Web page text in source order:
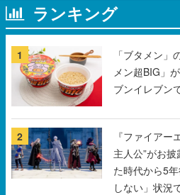
ランキング
1
「ブタメン」
メン超BIG」
ブンイレブン
2
『ファイアー
主人公”がお
た時代から5
しない」状況